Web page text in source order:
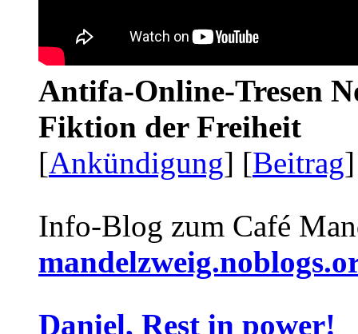
Antifa-Online-Tresen
Fiktion der Freiheit
[Ankündigung] [Beitrag
Info-Blog zum Café
Daniel, Rest in power!